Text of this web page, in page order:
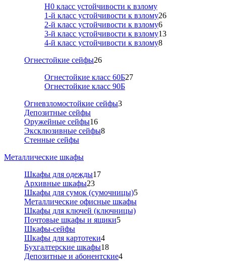
Н0 класс устойчивости к взлому
1-й класс устойчивости к взлому26
2-й класс устойчивости к взлому6
3-й класс устойчивости к взлому13
4-й класс устойчивости к взлому8
Огнестойкие сейфы26
Огнестойкие класс 60Б27
Огнестойкие класс 90Б
Огневзломостойкие сейфы3
Депозитные сейфы
Оружейные сейфы16
Эксклюзивные сейфы8
Стенные сейфы
Металлические шкафы
Шкафы для одежды17
Архивные шкафы23
Шкафы для сумок (сумочницы)5
Металлические офисные шкафы
Шкафы для ключей (ключницы)
Почтовые шкафы и ящики5
Шкафы-сейфы
Шкафы для картотеки4
Бухгалтерские шкафы18
Депозитные и абонентские4